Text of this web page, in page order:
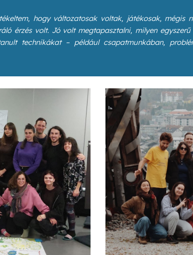
hogy változatosak voltak, játékosak, mégis
érzés volt. Jó volt megtapasztalni, milyen
technikákat – például csapatmunkában,